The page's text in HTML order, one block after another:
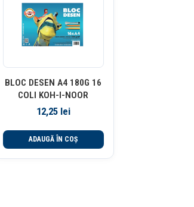
BLOC DESEN A4 180G 16
COLI KOH-I-NOOR
12,25 lei
ADAUGĂ ÎN COȘ